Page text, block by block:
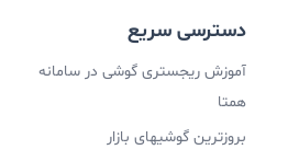
دسترسی سریع
آموزش ریجستری گوشی در سامانه
همتا
بروزترین گوشیهای بازار